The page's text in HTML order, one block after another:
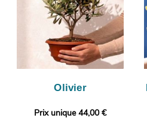
Olivier
Prix unique 44,00 €